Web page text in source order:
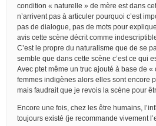
condition « naturelle » de mère est dans
n’arrivent pas à articuler pourquoi c’est
pas de dialogue, pas de mots pour
avis cette scène décrit comme
C’est le propre du naturalisme que de se
semble que dans cette scène c’est ce qui
Avec ptet même un truc ajouté à base de «
femmes indigènes alors elles sont encore
mais faudrait que je revois la scène pour
Encore une fois, chez les être humains,
toujours existé (je recommande vivement